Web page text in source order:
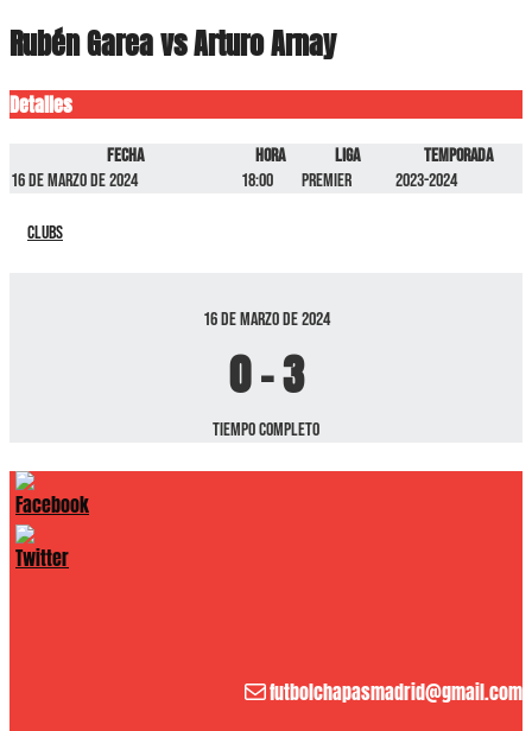
Rubén Garea vs Arturo Arnay
Detalles
Fecha Hora Liga
Temporada
16 de marzo de 2024
18:00 Premier 2023-2024
Clubs
16 de marzo de 2024
0-3
Tiempo completo
Correo electrónico
futbolchapasmadrid@gmail.com